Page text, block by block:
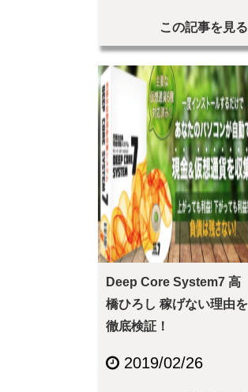
この記事を見る
Deep Core System7 高
橋ひろし 稼げない理由を
徹底検証！
2019/02/26